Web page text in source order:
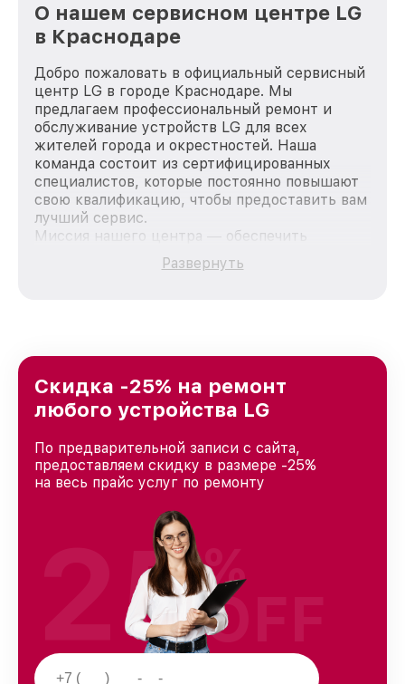
О нашем сервисном центре LG
в Краснодаре
Добро пожаловать в официальный сервисный
центр LG в городе Краснодаре. Мы
предлагаем профессиональный ремонт и
обслуживание устройств LG для всех
жителей города и окрестностей. Наша
команда состоит из сертифицированных
специалистов, которые постоянно повышают
свою квалификацию, чтобы предоставить вам
лучший сервис.
Миссия нашего центра — обеспечить
качественный и доступный ремонт для
каждого пользователя продукции LG, вне
Краснодаре, постоянно повышая уровень
доверия и лояльности наших клиентов.
Развернуть
Скидка -25% на ремонт
любого устройства LG
По предварительной записи с сайта,
предоставляем скидку в размере -25%
на весь прайс услуг по ремонту
25%
OFF